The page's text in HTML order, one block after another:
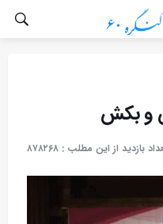
و بکش
بازدید از این مطلب : ۸۷۸۲۶۸